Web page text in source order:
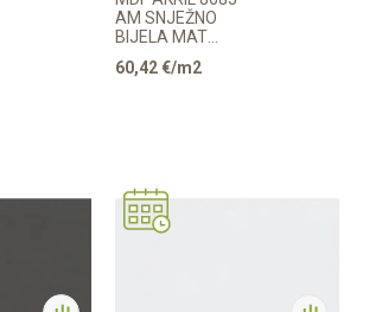
AM SNJEŽNO
BIJELA MAT
60,42€/m2